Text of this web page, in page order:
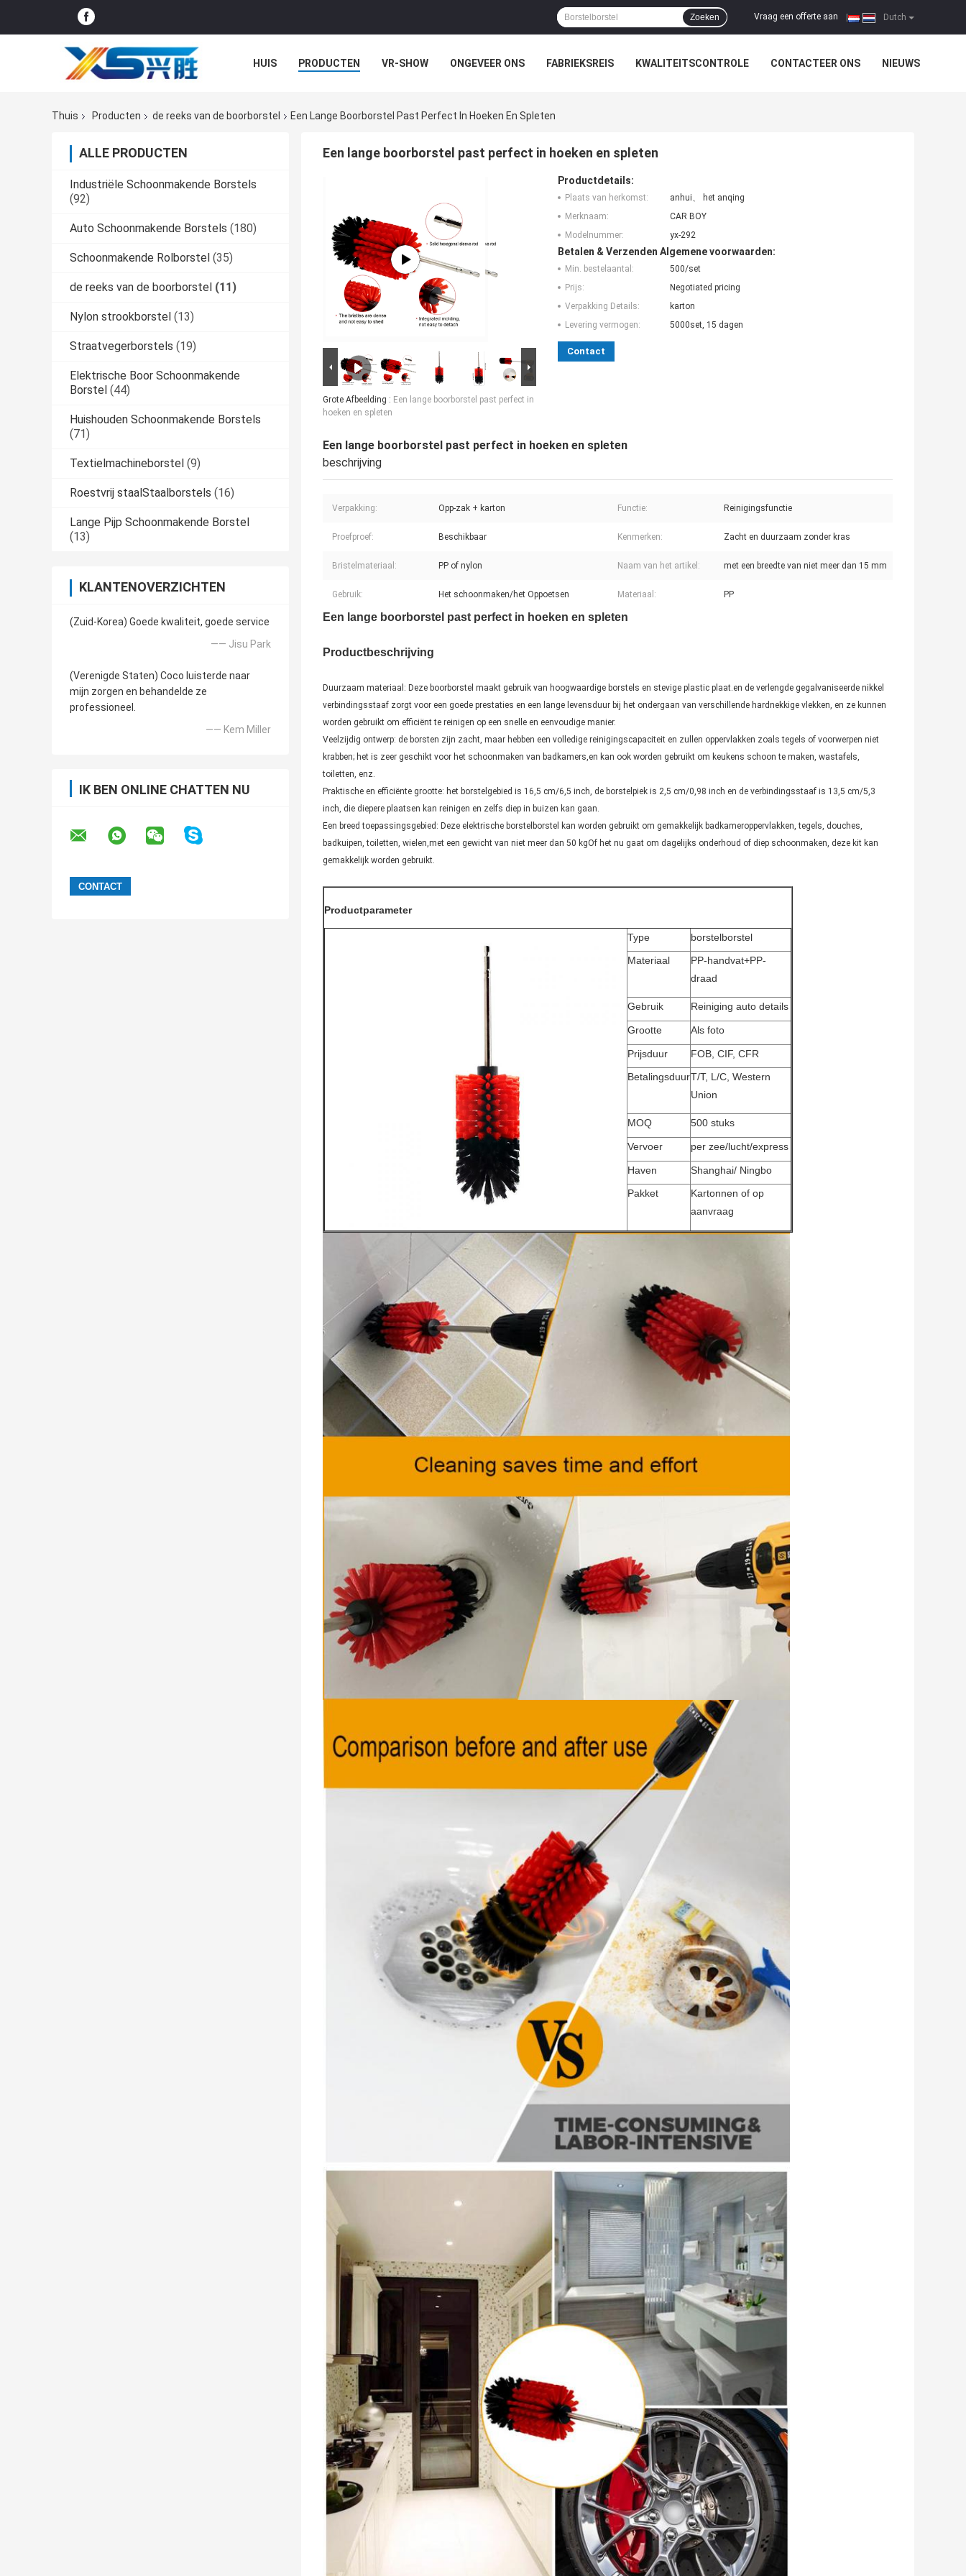
Dutch
Vraag een offerte aan
Zoeken
HUIS PRODUCTEN VR-SHOW ONGEVEER ONS FABRIEKSREIS KWALITEITSCONTROLE CONTACTEER ONS NIEUWS
Thuis
Producten de reeks van de boorborstel Een Lange Boorborstel Past Perfect In Hoeken En Spleten
ALLE PRODUCTEN
Industriële Schoonmakende Borstels
(92)
Auto Schoonmakende Borstels (180)
Schoonmakende Rolborstel (35)
de reeks van de boorborstel (11)
Nylon strookborstel (13)
Straatvegerborstels (19)
Elektrische Boor Schoonmakende
Borstel (44)
Huishouden Schoonmakende Borstels
(71)
Textielmachineborstel (9)
Roestvrij staalStaalborstels (16)
Lange Pijp Schoonmakende Borstel
(13)
KLANTENOVERZICHTEN
(Zuid-Korea) Goede kwaliteit, goede service
—— Jisu Park
(Verenigde Staten) Coco luisterde naar
mijn zorgen en behandelde ze
professioneel.
—— Kem Miller
IK BEN ONLINE CHATTEN NU
Een lange boorborstel past perfect in hoeken en spleten
Grote Afbeelding : Een lange boorborstel past perfect in
hoeken en spleten
Productdetails:
Plaats van herkomst:
anhui、 het anqing
Merknaam:
CAR BOY
Modelnummer:
yx-292
Betalen & Verzenden Algemene voorwaarden:
Min. bestelaantal:
500/set
Prijs:
Negotiated pricing
Verpakking Details:
karton
Levering vermogen:
5000set, 15 dagen
Contact
Een lange boorborstel past perfect in hoeken en spleten
beschrijving
Verpakking: Opp-zak + karton Functie: Reinigingsfunctie
Proefproef: Beschikbaar Kenmerken: Zacht en duurzaam zonder kras
Bristelmateriaal: PP of nylon Naam van het artikel: met een breedte van niet meer dan 15 mm
Gebruik: Het schoonmaken/het Oppoetsen Materiaal: PP
Een lange boorborstel past perfect in hoeken en spleten
Productbeschrijving
Duurzaam materiaal: Deze boorborstel maakt gebruik van hoogwaardige borstels en stevige plastic plaat.en de verlengde gegalvaniseerde nikkel
verbindingsstaaf zorgt voor een goede prestaties en een lange levensduur bij het ondergaan van verschillende hardnekkige vlekken, en ze kunnen
worden gebruikt om efficiënt te reinigen op een snelle en eenvoudige manier.
Veelzijdig ontwerp: de borsten zijn zacht, maar hebben een volledige reinigingscapaciteit en zullen oppervlakken zoals tegels of voorwerpen niet
krabben; het is zeer geschikt voor het schoonmaken van badkamers,en kan ook worden gebruikt om keukens schoon te maken, wastafels,
toiletten, enz.
Praktische en efficiënte grootte: het borstelgebied is 16,5 cm/6,5 inch, de borstelpiek is 2,5 cm/0,98 inch en de verbindingsstaaf is 13,5 cm/5,3
inch, die diepere plaatsen kan reinigen en zelfs diep in buizen kan gaan.
Een breed toepassingsgebied: Deze elektrische borstelborstel kan worden gebruikt om gemakkelijk badkameroppervlakken, tegels, douches,
badkuipen, toiletten, wielen,met een gewicht van niet meer dan 50 kgOf het nu gaat om dagelijks onderhoud of diep schoonmaken, deze kit kan
gemakkelijk worden gebruikt.
Productparameter
Type
borstelborstel
Materiaal
PP-handvat+PP-
draad
Gebruik Reiniging auto details
Grootte Als foto
Prijsduur
FOB, CIF, CFR
BetalingsduurT/T, L/C, Western
Union
MOQ 500 stuks
Vervoer per zee/lucht/express
Haven
Shanghai/ Ningbo
Pakket
Kartonnen of op
aanvraag